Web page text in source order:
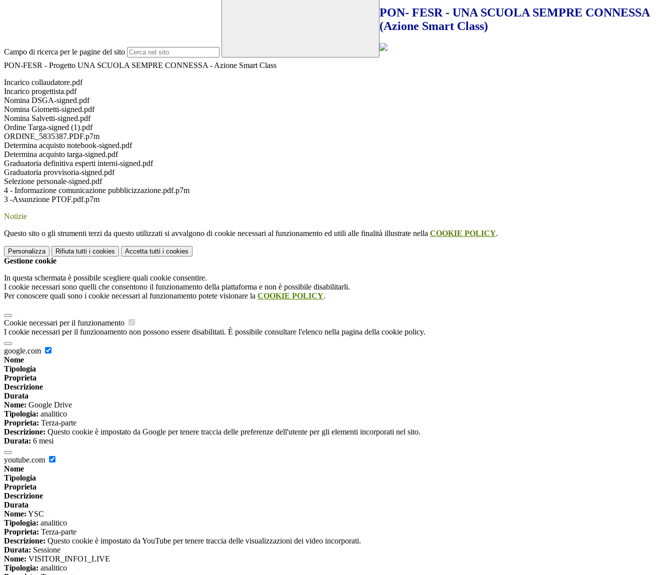
Campo di ricerca per le pagine del sito
PON- FESR - UNA SCUOLA SEMPRE CONNESSA
(Azione Smart Class)
PON-FESR - Progetto UNA SCUOLA SEMPRE CONNESSA - Azione Smart Class
Incarico collaudatore.pdf
Incarico progettista.pdf
Nomina DSGA-signed.pdf
Nomina Giometti-signed.pdf
Nomina Salvetti-signed.pdf
Ordine Targa-signed (1).pdf
ORDINE_5835387.PDF.p7m
Determina acquisto notebook-signed.pdf
Determina acquisto targa-signed.pdf
Graduatoria definitiva esperti interni-signed.pdf
Graduatoria provvisoria-signed.pdf
Selezione personale-signed.pdf
4 - Informazione comunicazione pubblicizzazione.pdf.p7m
3 -Assunzione PTOF.pdf.p7m
Notizie
Questo sito o gli strumenti terzi da questo utilizzati si avvalgono di cookie necessari al funzionamento ed utili alle finalità illustrate nella COOKIE POLICY.
Personalizza Rifiuta tutti i cookies Accetta tutti i cookies
Gestione cookie
In questa schermata è possibile scegliere quali cookie consentire.
I cookie necessari sono quelli che consentono il funzionamento della piattaforma e non è possibile disabilitarli.
Per conoscere quali sono i cookie necessari al funzionamento potete visionare la COOKIE POLICY.
Cookie necessari per il funzionamento
I cookie necessari per il funzionamento non possono essere disabilitati. È possibile consultare l'elenco nella pagina della cookie policy.
google.com
Nome
Tipologia
Proprieta
Descrizione
Durata
Nome: Google Drive
Tipologia: analitico
Proprieta: Terza-parte
Descrizione: Questo cookie è impostato da Google per tenere traccia delle preferenze dell'utente per gli elementi incorporati nel sito.
Durata: 6 mesi
youtube.com
Nome
Tipologia
Proprieta
Descrizione
Durata
Nome: YSC
Tipologia: analitico
Proprieta: Terza-parte
Descrizione: Questo cookie è impostato da YouTube per tenere traccia delle visualizzazioni dei video incorporati.
Durata: Sessione
Nome: VISITOR_INFO1_LIVE
Tipologia: analitico